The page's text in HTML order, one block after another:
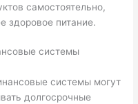
самостоятельно,
здоровое питание.
системы
системы могут
долгосрочные